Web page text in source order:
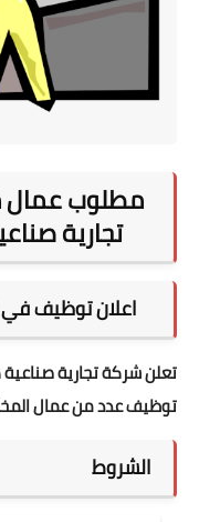
مطلوب عمال
تجارية
اعلان توظيف
تعلن شركة تجارية
توظيف عدد من عمال
الشروط